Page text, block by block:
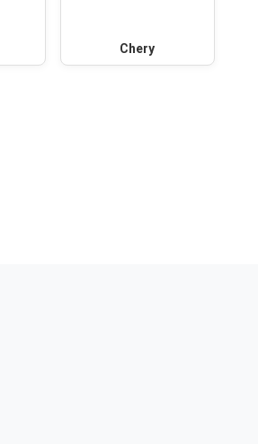
Chery